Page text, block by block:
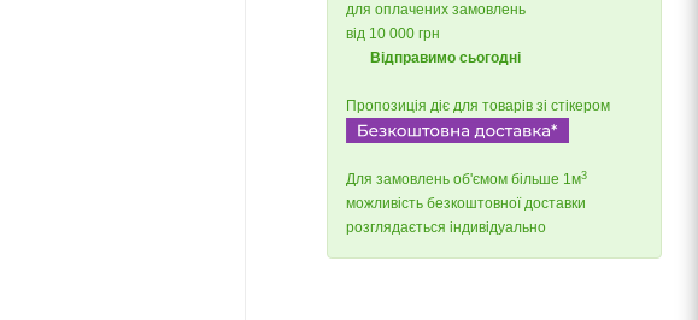
для оплачених замовлень
від 10 000 грн
Відправимо сьогодні
Пропозиція діє для товарів зі стікером
Для замовлень об'ємом більше 1м3
можливість безкоштовної доставки
розглядається індивідуально